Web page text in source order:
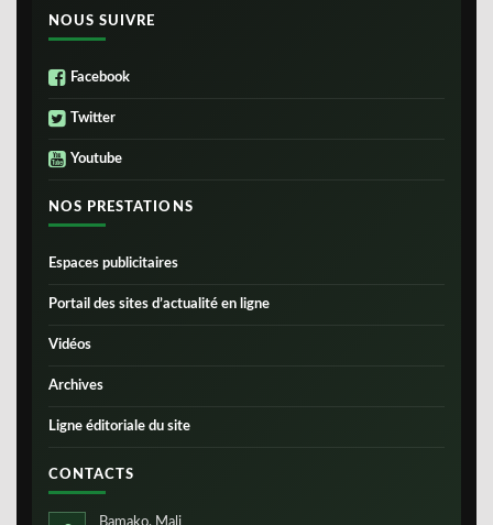
NOUS SUIVRE
Facebook
Twitter
Youtube
NOS PRESTATIONS
Espaces publicitaires
Portail des sites d’actualité en ligne
Vidéos
Archives
Ligne éditoriale du site
CONTACTS